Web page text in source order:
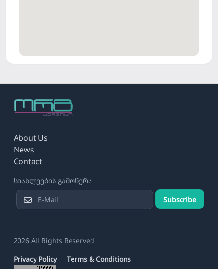
About Us
News
Contact
სიახლეების გამოწერა
Subscribe
2026 All Rights Reserved
Privacy Policy
Terms & Conditions